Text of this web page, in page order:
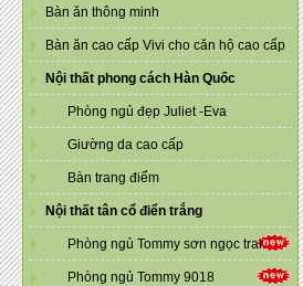
Bàn ăn thông minh
Bàn ăn cao cấp Vivi cho căn hộ cao cấp
Nội thất phong cách Hàn Quốc
Phòng ngủ đẹp Juliet -Eva
Giường da cao cấp
Bàn trang điểm
Nội thất tân cổ điển trắng
Phòng ngủ Tommy sơn ngọc trai
Phòng ngủ Tommy 9018